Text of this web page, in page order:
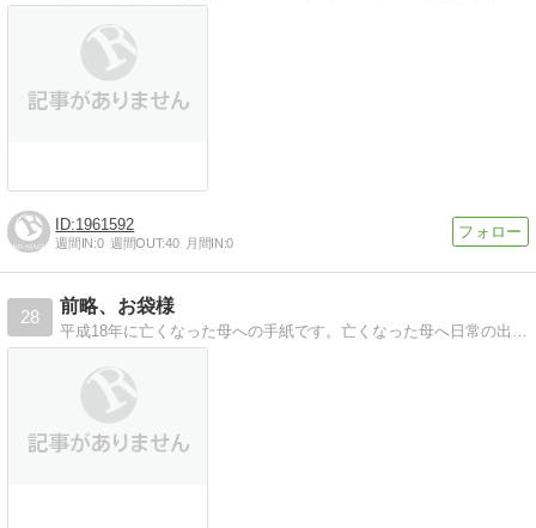
1961592
週間IN:0 週間OUT:40 月間IN:0
28
前略、お袋様
平成18年に亡くなった母への手紙です。亡くなった母へ日常の出来事や、ユーモアがあった母の思い出を手紙で綴る。